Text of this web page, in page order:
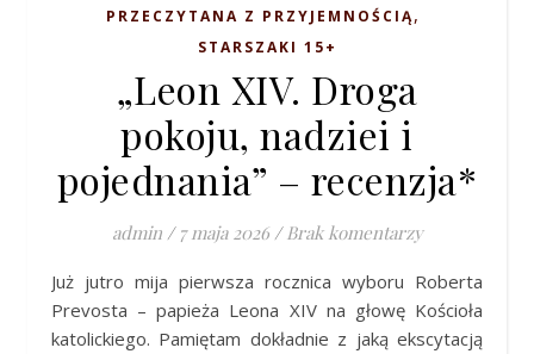
PRZECZYTANA Z PRZYJEMNOŚCIĄ,
STARSZAKI 15+
„Leon XIV. Droga
pokoju, nadziei i
pojednania” – recenzja*
admin / 7 maja 2026 / Brak komentarzy
Już jutro mija pierwsza rocznica wyboru Roberta
Prevosta – papieża Leona XIV na głowę Kościoła
katolickiego. Pamiętam dokładnie z jaką ekscytacją